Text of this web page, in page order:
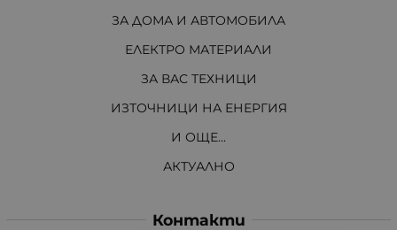
ЗА ДОМА И АВТОМОБИЛА
ЕЛЕКТРО МАТЕРИАЛИ
ЗА ВАС ТЕХНИЦИ
ИЗТОЧНИЦИ НА ЕНЕРГИЯ
И ОЩЕ...
АКТУАЛНО
Контакти